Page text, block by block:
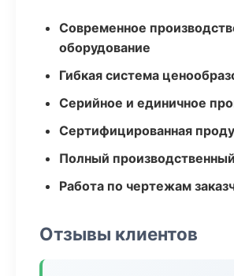
Современное
оборудование
Гибкая система
Серийное и единичное
Сертифицированная
Полный
Работа по чертежам
Отзывы клиентов